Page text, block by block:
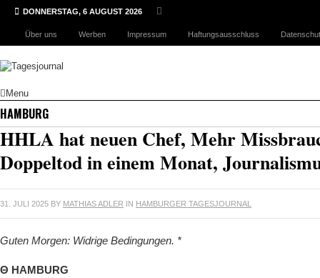
DONNERSTAG, 6 AUGUST 2026
Über uns Werben Impressum Haftungsausschluss
Menu
HAMBURG
HHLA hat neuen Chef, Mehr
Doppeltod in einem Monat,
31. JULI 2025 BY MATHIAS ADLER IN HAMBURGER TAGESJOURNAL
Guten Morgen: Widrige Bedingungen. *
Θ HAMBURG